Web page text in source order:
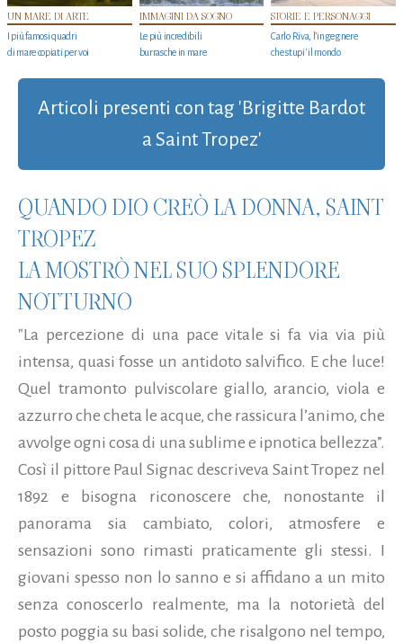
UN MARE DI ARTE
I più famosi quadri
di mare copiati per voi
IMMAGINI DA SOGNO
Le più incredibili
burrasche in mare
STORIE E PERSONAGGI
Carlo Riva, l’ingegnere
che stupi' il mondo
Articoli presenti con tag 'Brigitte Bardot
a Saint Tropez'
QUANDO DIO CREÒ LA DONNA, SAINT
TROPEZ
LA MOSTRÒ NEL SUO SPLENDORE
NOTTURNO
"La percezione di una pace vitale si fa via via più
intensa, quasi fosse un antidoto salvifico. E che luce!
Quel tramonto pulviscolare giallo, arancio, viola e
azzurro che cheta le acque, che rassicura l’animo, che
avvolge ogni cosa di una sublime e ipnotica bellezza”.
Così il pittore Paul Signac descriveva Saint Tropez nel
1892 e bisogna riconoscere che, nonostante il
panorama sia cambiato, colori, atmosfere e
sensazioni sono rimasti praticamente gli stessi. I
giovani spesso non lo sanno e si affidano a un mito
senza conoscerlo realmente, ma la notorietà del
posto poggia su basi solide, che risalgono nel tempo,